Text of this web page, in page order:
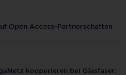
Open Access-Partnerschaften
kooperieren bei Glasfaser: